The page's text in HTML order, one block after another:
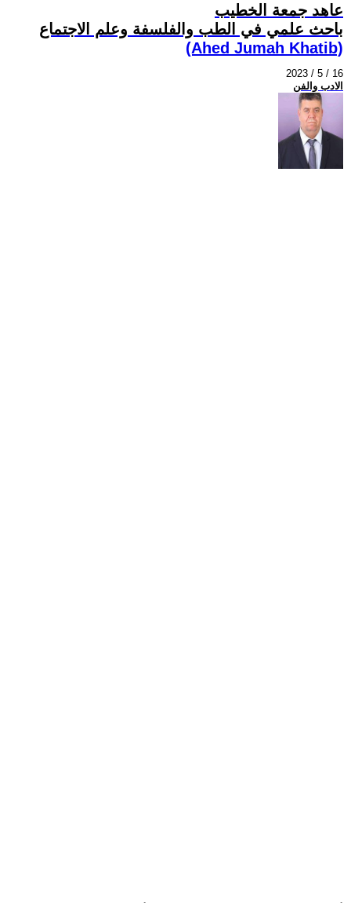
عاهد جمعة الخطيب
باحث علمي في الطب والفلسفة وعلم الاجتماع
(Ahed Jumah Khatib)
2023 / 5 / 16
الادب والفن